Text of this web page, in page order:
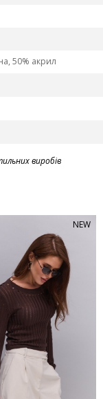
50% акрил
виробів
NEW